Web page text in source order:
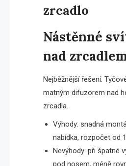
zrcadlo
Nástěnné
nad
Nejběžnější řešení.
matným difuzorem nad
zrcadla.
Výhody: snadná
nabídka, rozpočet od
Nevýhody: při špatné
pod nosem, méně